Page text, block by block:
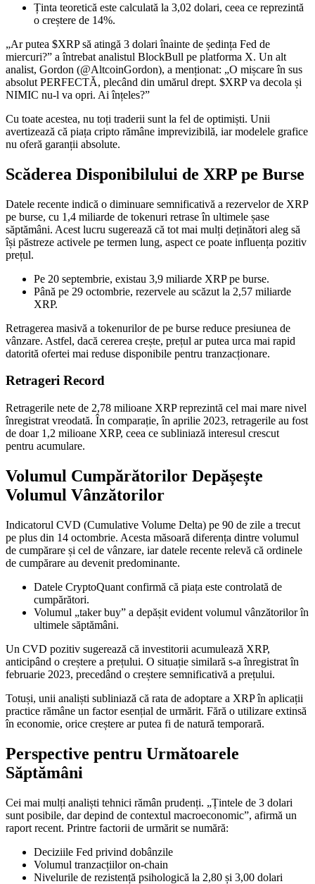
Ținta teoretică este calculată la 3,02 dolari, ceea ce reprezintă
o creștere de 14%.
„Ar putea $XRP să atingă 3 dolari înainte de ședința Fed de
miercuri?” a întrebat analistul BlockBull pe platforma X. Un alt
analist, Gordon (@AltcoinGordon), a menționat: „O mișcare în sus
absolut PERFECTĂ, plecând din umărul drept. $XRP va decola și
NIMIC nu-l va opri. Ai înțeles?”
Cu toate acestea, nu toți traderii sunt la fel de optimiști. Unii
avertizează că piața cripto rămâne imprevizibilă, iar modelele grafice
nu oferă garanții absolute.
Scăderea Disponibilului de XRP pe Burse
Datele recente indică o diminuare semnificativă a rezervelor de XRP
pe burse, cu 1,4 miliarde de tokenuri retrase în ultimele șase
săptămâni. Acest lucru sugerează că tot mai mulți deținători aleg să
își păstreze activele pe termen lung, aspect ce poate influența pozitiv
prețul.
Pe 20 septembrie, existau 3,9 miliarde XRP pe burse.
Până pe 29 octombrie, rezervele au scăzut la 2,57 miliarde
XRP.
Retragerea masivă a tokenurilor de pe burse reduce presiunea de
vânzare. Astfel, dacă cererea crește, prețul ar putea urca mai rapid
datorită ofertei mai reduse disponibile pentru tranzacționare.
Retrageri Record
Retragerile nete de 2,78 milioane XRP reprezintă cel mai mare nivel
înregistrat vreodată. În comparație, în aprilie 2023, retragerile au fost
de doar 1,2 milioane XRP, ceea ce subliniază interesul crescut
pentru acumulare.
Volumul Cumpărătorilor Depășește
Volumul Vânzătorilor
Indicatorul CVD (Cumulative Volume Delta) pe 90 de zile a trecut
pe plus din 14 octombrie. Acesta măsoară diferența dintre volumul
de cumpărare și cel de vânzare, iar datele recente relevă că ordinele
de cumpărare au devenit predominante.
Datele CryptoQuant confirmă că piața este controlată de
cumpărători.
Volumul „taker buy” a depășit evident volumul vânzătorilor în
ultimele săptămâni.
Un CVD pozitiv sugerează că investitorii acumulează XRP,
anticipând o creștere a prețului. O situație similară s-a înregistrat în
februarie 2023, precedând o creștere semnificativă a prețului.
Totuși, unii analiști subliniază că rata de adoptare a XRP în aplicații
practice rămâne un factor esențial de urmărit. Fără o utilizare extinsă
în economie, orice creștere ar putea fi de natură temporară.
Perspective pentru Următoarele
Săptămâni
Cei mai mulți analiști tehnici rămân prudenți. „Țintele de 3 dolari
sunt posibile, dar depind de contextul macroeconomic”, afirmă un
raport recent. Printre factorii de urmărit se numără:
Deciziile Fed privind dobânzile
Volumul tranzacțiilor on-chain
Nivelurile de rezistență psihologică la 2,80 și 3,00 dolari